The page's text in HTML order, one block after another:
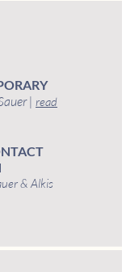
| read
& Alkis